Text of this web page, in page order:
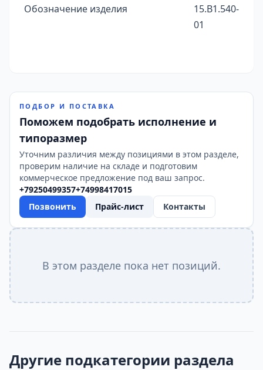
Обозначение изделия
15.B1.540-
01
ПОДБОР И ПОСТАВКА
Поможем подобрать исполнение и
типоразмер
Уточним различия между позициями в этом разделе,
проверим наличие на складе и подготовим
коммерческое предложение под ваш запрос.
+79250499357+74998417015
Позвонить
Прайс-лист Контакты
В этом разделе пока нет позиций.
Другие подкатегории раздела